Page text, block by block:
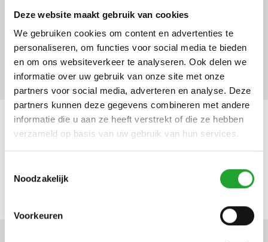
Deze website maakt gebruik van cookies
We gebruiken cookies om content en advertenties te
personaliseren, om functies voor social media te bieden
en om ons websiteverkeer te analyseren. Ook delen we
informatie over uw gebruik van onze site met onze
partners voor social media, adverteren en analyse. Deze
partners kunnen deze gegevens combineren met andere
informatie die u aan ze heeft verstrekt of die ze hebben
verzameld op basis van uw gebruik van hun services.
Noodzakelijk
Voorkeuren
Nieuwe informatie over de
EU-verpakkingsverordening
(PPWR)